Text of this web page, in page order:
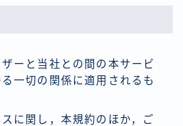
ーと当社との間の本サービ
一切の関係に適用されるも
に関し，本規約のほか，ご